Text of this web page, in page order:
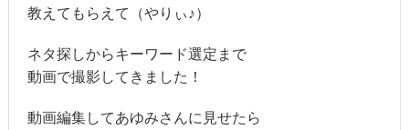
教えてもらえて（やりぃ♪）
ネタ探しからキーワード選定まで
動画で撮影してきました！
動画編集してあゆみさんに見せたら